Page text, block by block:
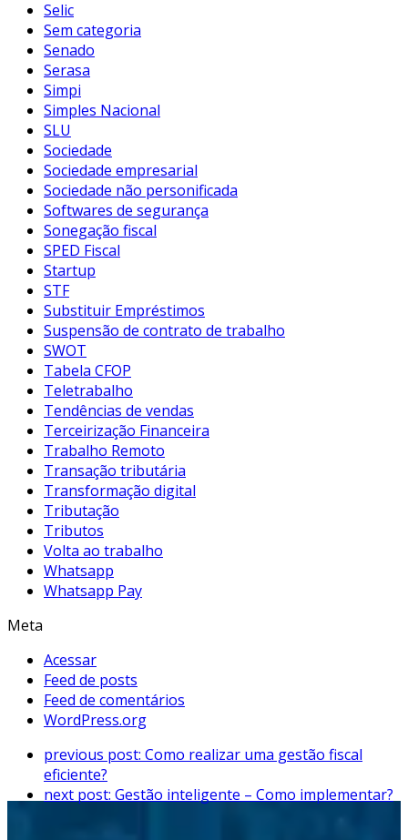
Selic
Sem categoria
Senado
Serasa
Simpi
Simples Nacional
SLU
Sociedade
Sociedade empresarial
Sociedade não personificada
Softwares de segurança
Sonegação fiscal
SPED Fiscal
Startup
STF
Substituir Empréstimos
Suspensão de contrato de trabalho
SWOT
Tabela CFOP
Teletrabalho
Tendências de vendas
Terceirização Financeira
Trabalho Remoto
Transação tributária
Transformação digital
Tributação
Tributos
Volta ao trabalho
Whatsapp
Whatsapp Pay
Meta
Acessar
Feed de posts
Feed de comentários
WordPress.org
previous post: Como realizar uma gestão fiscal
eficiente?
next post: Gestão inteligente – Como implementar?